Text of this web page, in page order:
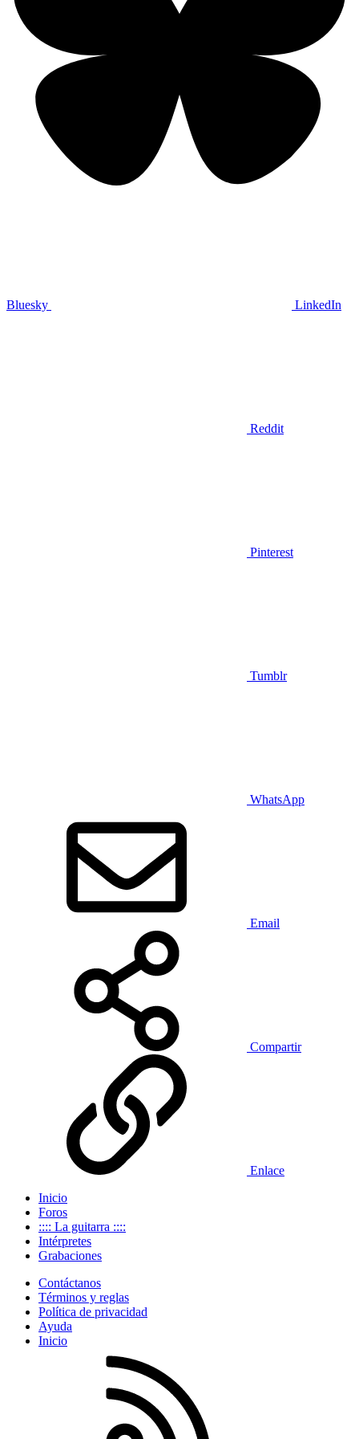
Bluesky LinkedIn
Reddit
Pinterest
Tumblr
WhatsApp
Email
Compartir
Enlace
Inicio
Foros
:::: La guitarra ::::
Intérpretes
Grabaciones
Contáctanos
Términos y reglas
Política de privacidad
Ayuda
Inicio